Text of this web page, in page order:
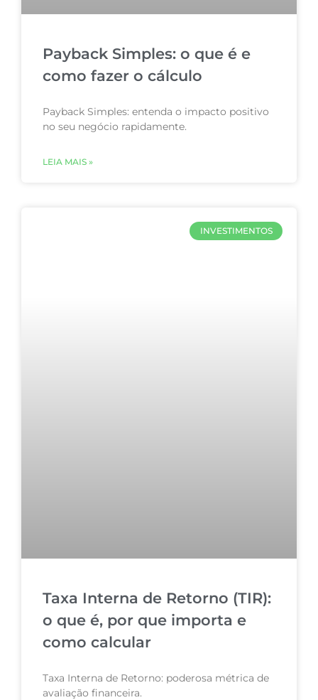
Payback Simples: o que é e
como fazer o cálculo
Payback Simples: entenda o impacto positivo
no seu negócio rapidamente.
LEIA MAIS »
INVESTIMENTOS
Taxa Interna de Retorno (TIR):
o que é, por que importa e
como calcular
Taxa Interna de Retorno: poderosa métrica de
avaliação financeira.